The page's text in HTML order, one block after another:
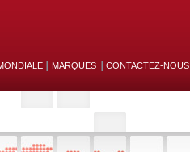
MARQUES CONTACTEZ-NOUS